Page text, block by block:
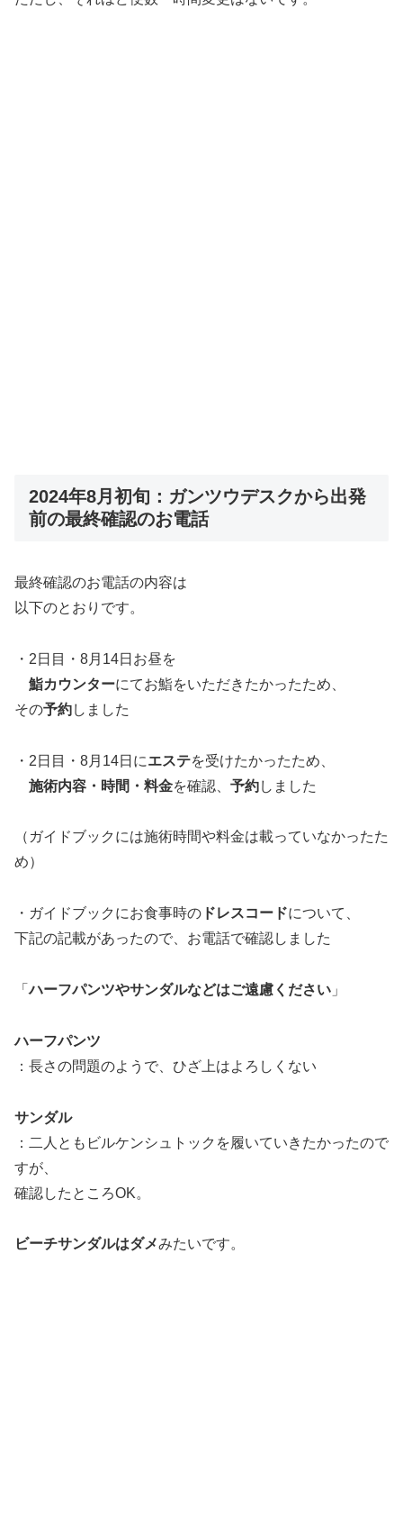
2024年8月初旬：ガンツウデスクから出発
前の最終確認のお電話
最終確認のお電話の内容は
以下のとおりです。
・2日目・8月14日お昼を
鮨カウンターにてお鮨をいただきたかったため、
その予約しました
・2日目・8月14日にエステを受けたかったため、
施術内容・時間・料金を確認、 予約しました
（ガイドブックには施術時間や料金は載っていなかったた
め）
・ガイドブックにお食事時の ドレスコードについて、
下記の記載があったので、お電話で確認しました
「ハーフパンツやサンダルなどはご遠慮ください 」
ハーフパンツ
：長さの問題のようで、ひざ上はよろしくない
サンダル
：二人ともビルケンシュトックを履いていきたかったので
すが、
確認したところOK。
ビーチサンダルはダメみたいです。